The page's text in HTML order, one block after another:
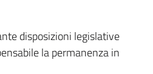
disposizioni legislative
la permanenza in